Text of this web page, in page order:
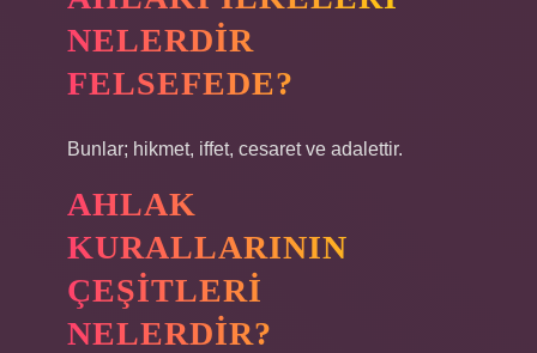
NELERDIR
FELSEFEDE?
Bunlar; hikmet, iffet, cesaret ve adalettir.
AHLAK
KURALLARININ
ÇEŞITLERI
NELERDIR?